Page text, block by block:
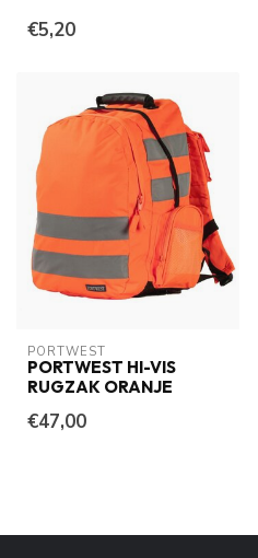
€5,20
PORTWEST
PORTWEST HI-VIS
RUGZAK ORANJE
€47,00